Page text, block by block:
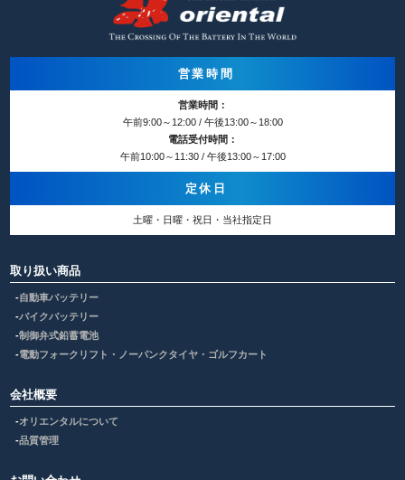
営業時間
営業時間：
午前9:00～12:00 / 午後13:00～18:00
電話受付時間：
午前10:00～11:30 / 午後13:00～17:00
定休日
土曜・日曜・祝日・当社指定日
取り扱い商品
自動車バッテリー
バイクバッテリー
制御弁式鉛蓄電池
電動フォークリフト・ノーパンクタイヤ・ゴルフカート
会社概要
オリエンタルについて
品質管理